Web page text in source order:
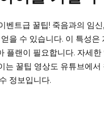
벤트급 꿀팁! 죽음과의 임
을 수 있습니다. 이 특성
플랜이 필요합니다. 자세한
는 꿀팁 영상도 유튜브에
정보입니다.